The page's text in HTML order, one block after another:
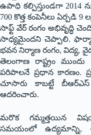
ఉపాధి కల్పిస్తుండగా 2014
700 కొత్త కంపెనీలు ఏర్పడి
సాఫ్ట్ వేర్ రంగం అభివృద్ధి
సాధ్యమైందని చెప్పాలి. ఫార్మా,
భవన నిర్మాణ రంగం, విద్య,
తెలంగాణ రాష్ట్రం
పరిపాలనే ప్రధాన కారణం.
చూసారు కాబట్టే బీఆర్ఎస్
ఆదరించారు.
మరొక గమ్మత్తయిన
సమయంలో ఉద్యమాన్ని,